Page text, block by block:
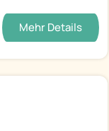
Mehr Details